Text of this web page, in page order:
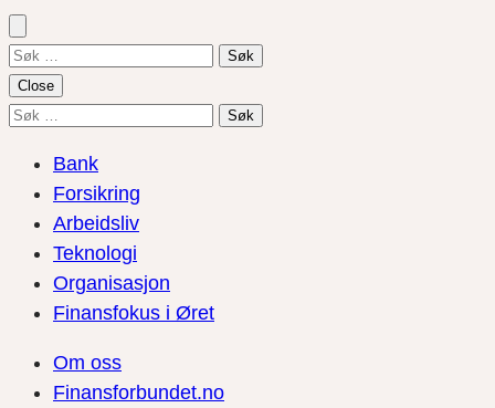
Søk
etter:
Close
Søk
Bank
Forsikring
Arbeidsliv
Teknologi
Organisasjon
Finansfokus i Øret
Om oss
Finansforbundet.no